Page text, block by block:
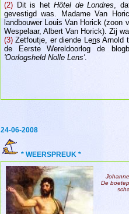
(2) Dit is hetHôtel de Londres,
gevestigd was. Madame Van
landbouwer Louis Van Horick (zoon
Wespelaar, Albert Van Horick). Zij
(3) Zetfoutje, er diende Lens Arnold
de Eerste Wereldoorlog de
'Oorlogsheld Nolle Lens'.
24-06-2008
* WEERSPREUK *
De